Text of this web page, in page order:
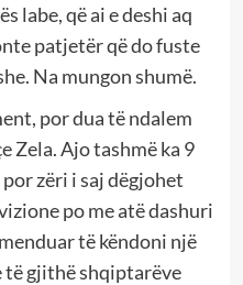
labe, që ai e deshi aq
patjetër që do fuste
Na mungon shumë.
por dua të ndalem
Zela. Ajo tashmë ka 9
zëri i saj dëgjohet
po me atë dashuri
të këndoni një
të gjithë shqiptarëve